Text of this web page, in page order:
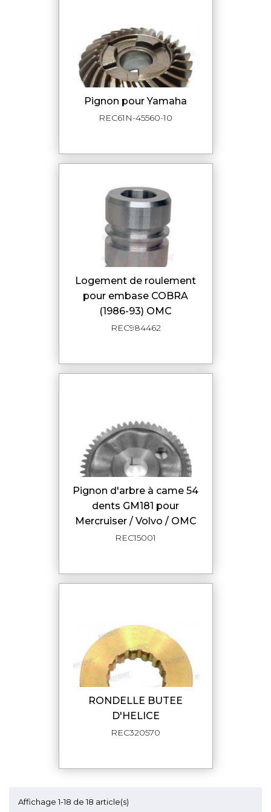
Pignon pour Yamaha
REC61N-45560-10
Logement de roulement
pour embase COBRA
(1986-93) OMC
REC984462
Pignon d'arbre à came 54
dents GM181 pour
Mercruiser / Volvo / OMC
REC15001
RONDELLE BUTEE
D'HELICE
REC320570
Affichage 1-18 de 18 article(s)